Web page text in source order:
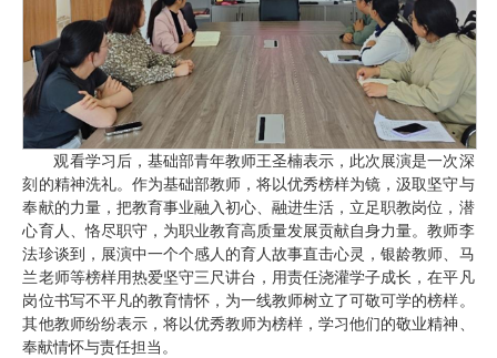
观看学习后，基础部青年教师王圣楠表示，此次展演是一次深
刻的精神洗礼。作为基础部教师，将以优秀榜样为镜，汲取坚守与
奉献的力量，把教育事业融入初心、融进生活，立足职教岗位，潜
心育人、恪尽职守，为职业教育高质量发展贡献自身力量。教师李
法珍谈到，展演中一个个感人的育人故事直击心灵，银龄教师、马
兰老师等榜样用热爱坚守三尺讲台，用责任浇灌学子成长，在平凡
岗位书写不平凡的教育情怀，为一线教师树立了可敬可学的榜样。
其他教师纷纷表示，将以优秀教师为榜样，学习他们的敬业精神、
奉献情怀与责任担当。